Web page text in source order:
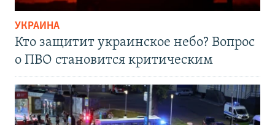
УКРАИНА
Кто защитит украинское небо? Вопрос
о ПВО становится критическим